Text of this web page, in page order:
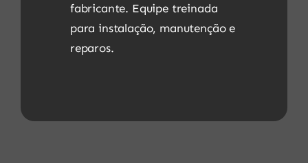
fabricante. Equipe treinada
para instalação, manutenção e
reparos.